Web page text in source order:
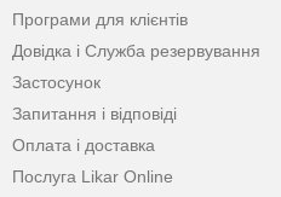
Програми для клієнтів
Довідка і Служба резервування
Застосунок
Запитання і відповіді
Оплата і доставка
Послуга Likar Online